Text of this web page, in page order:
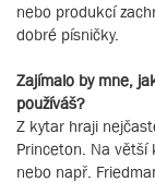
nebo produkcí
dobré písničky.
Zajímalo by mne,
používáš?
Z kytar hraji
Princeton. Na větší
nebo např.